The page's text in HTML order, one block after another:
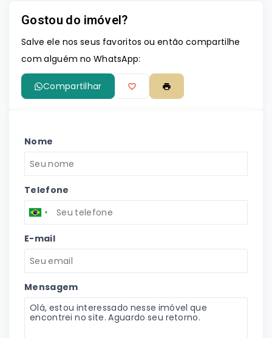
Gostou do imóvel?
Salve ele nos seus favoritos ou então compartilhe
com alguém no WhatsApp:
Compartilhar
Nome
Telefone
E-mail
Mensagem